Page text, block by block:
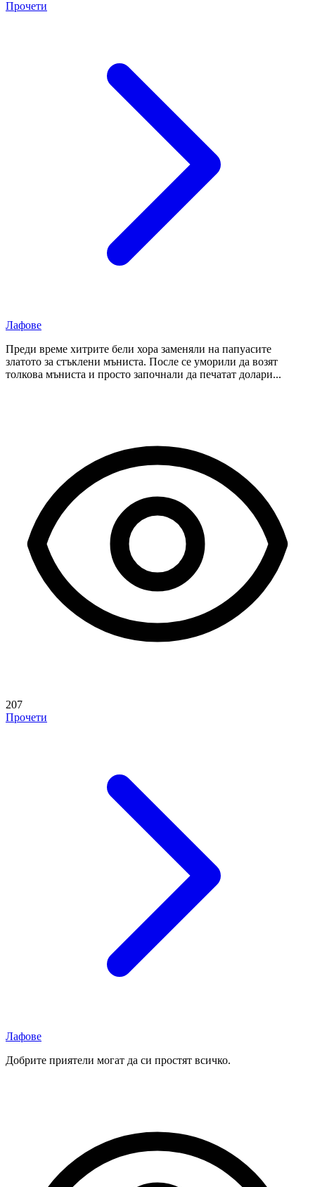
Прочети
Лафове
Преди време хитрите бели хора заменяли на папуасите
златото за стъклени мъниста. После се уморили да возят
толкова мъниста и просто започнали да печатат долари...
207
Прочети
Лафове
Добрите приятели могат да си простят всичко.